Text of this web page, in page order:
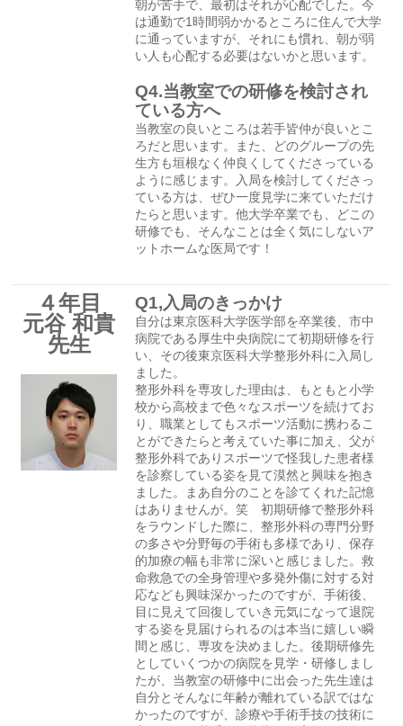
朝が苦手で、最初はそれが心配でした。今
は通勤で1時間弱かかるところに住んで大学
に通っていますが、それにも慣れ、朝が弱
い人も心配する必要はないかと思います。
Q4.当教室での研修を検討され
ている方へ
当教室の良いところは若手皆仲が良いとこ
ろだと思います。また、どのグループの先
生方も垣根なく仲良くしてくださっている
ように感じます。入局を検討してくださっ
ている方は、ぜひ一度見学に来ていただけ
たらと思います。他大学卒業でも、どこの
研修でも、そんなことは全く気にしないア
ットホームな医局です！
４年目
元谷 和貴
先生
Q1,入局のきっかけ
自分は東京医科大学医学部を卒業後、市中
病院である厚生中央病院にて初期研修を行
い、その後東京医科大学整形外科に入局し
ました。
整形外科を専攻した理由は、もともと小学
校から高校まで色々なスポーツを続けてお
り、職業としてもスポーツ活動に携わるこ
とができたらと考えていた事に加え、父が
整形外科でありスポーツで怪我した患者様
を診察している姿を見て漠然と興味を抱き
ました。まあ自分のことを診てくれた記憶
はありませんが。笑 初期研修で整形外科
をラウンドした際に、整形外科の専門分野
の多さや分野毎の手術も多様であり、保存
的加療の幅も非常に深いと感じました。救
命救急での全身管理や多発外傷に対する対
応なども興味深かったのですが、手術後、
目に見えて回復していき元気になって退院
する姿を見届けられるのは本当に嬉しい瞬
間と感じ、専攻を決めました。後期研修先
としていくつかの病院を見学・研修しまし
たが、当教室の研修中に出会った先生達は
自分とそんなに年齢が離れている訳ではな
かったのですが、診療や手術手技の技術に